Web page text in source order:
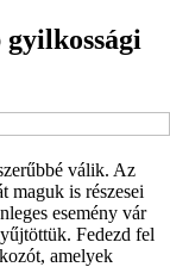
gyilkossági
válik. Az
maguk is részesei
esemény vár
Fedezd fel
amelyek